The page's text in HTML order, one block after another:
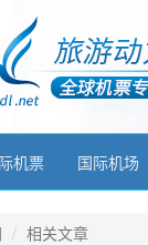
机票 国际机场
相关文章